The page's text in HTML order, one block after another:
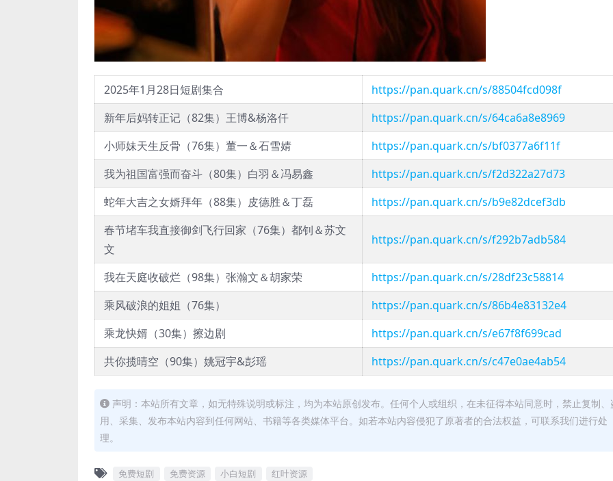
2025年1月28日短剧集合
https://pan.quark.cn/s/88504fcd098f
新年后妈转正记（82集）王博&杨洛仟
https://pan.quark.cn/s/64ca6a8e8969
小师妹天生反骨（76集）董一＆石雪婧
https://pan.quark.cn/s/bf0377a6f11f
我为祖国富强而奋斗（80集）白羽＆冯易鑫
https://pan.quark.cn/s/f2d322a27d73
蛇年大吉之女婿拜年（88集）皮德胜＆丁磊
https://pan.quark.cn/s/b9e82dcef3db
春节堵车我直接御剑飞行回家（76集）都钊＆苏文
文
https://pan.quark.cn/s/f292b7adb584
我在天庭收破烂（98集）张瀚文＆胡家荣
https://pan.quark.cn/s/28df23c58814
乘风破浪的姐姐（76集）
https://pan.quark.cn/s/86b4e83132e4
乘龙快婿（30集）擦边剧
https://pan.quark.cn/s/e67f8f699cad
共你揽晴空（90集）姚冠宇&彭瑶
https://pan.quark.cn/s/c47e0ae4ab54
声明：本站所有文章，如无特殊说明或标注，均为本站原创发布。任何个人或组织，在未征得本站同意时，禁止复制、
用、采集、发布本站内容到任何网站、书籍等各类媒体平台。如若本站内容侵犯了原著者的合法权益，可联系我们进行处
理。
免费短剧 免费资源 小白短剧 红叶资源